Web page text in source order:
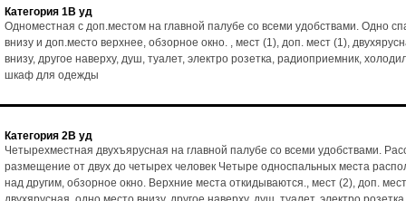
Категория 1В уд
Одноместная с доп.местом на главной палубе со всеми удобствами. Одно
внизу и доп.место верхнее, обзорное окно. , мест (1), доп. мест (1),
внизу, другое наверху, душ, туалет, электро розетка, радиоприемник,
шкаф для одежды
Категория 2В уд
Четырехместная двухъярусная на главной палубе со всеми удобствами.
размещение от двух до четырех человек Четыре односпальных места
над другим, обзорное окно. Верхние места откидываются., мест (2), доп.